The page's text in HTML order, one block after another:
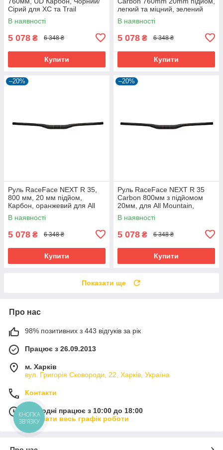
Сірий для XC та Trail
В наявності
5 078 ₴ 6 348 ₴
Купити
легкий та міцний, зелений
В наявності
5 078 ₴ 6 348 ₴
Купити
–20%
Руль RaceFace NEXT R 35,
800 мм, 20 мм підйом,
Карбон, оранжевий для All
Mountain
В наявності
5 078 ₴ 6 348 ₴
Купити
–20%
Руль RaceFace NEXT R 35
Carbon 800мм з підйомом
20мм, для All Mountain,
червоний
В наявності
5 078 ₴ 6 348 ₴
Купити
Показати ще
Про нас
98% позитивних з 443 відгуків за рік
Працює з 26.09.2013
м. Харків
вул. Григорія Сковороди, 22, Харків, Україна
Контакти
Сьогодні працює з 10:00 до 18:00
Показати весь графік роботи
КНОПКА
ЗВ'ЯЗКУ